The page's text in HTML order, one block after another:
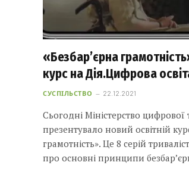
«Безбар’єрна
курс на Дія.Цифрова
СУСПІЛЬСТВО 22.12.2021
Сьогодні Міністерство цифрової
презентувало новий освітній
грамотність». Це 8 серій
про основні принципи